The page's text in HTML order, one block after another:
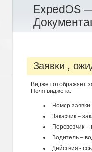
ExpedOS
Заявки ,
Виджет отображает
Поля виджета:
Номер заявки
Заказчик –
Перевозчик –
Водитель –
Действия -